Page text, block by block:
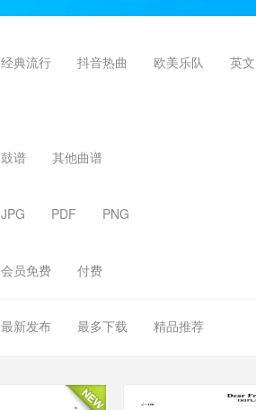
经典流行 抖音热曲 欧美乐队 英
鼓谱 其他曲谱
JPG PDF PNG
会员免费 付费
最新发布 最多下载 精品推荐